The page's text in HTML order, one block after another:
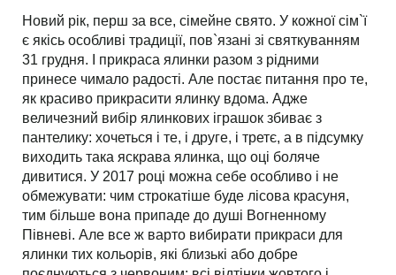
Новий рік, перш за все, сімейне свято. У кожної сім`ї
є якісь особливі традиції, пов`язані зі святкуванням
31 грудня. І прикраса ялинки разом з рідними
принесе чимало радості. Але постає питання про те,
як красиво прикрасити ялинку вдома. Адже
величезний вибір ялинкових іграшок збиває з
пантелику: хочеться і те, і друге, і третє, а в підсумку
виходить така яскрава ялинка, що оці боляче
дивитися. У 2017 році можна себе особливо і не
обмежувати: чим строкатіше буде лісова красуня,
тим більше вона припаде до душі Вогненному
Півневі. Але все ж варто вибирати прикраси для
ялинки тих кольорів, які близькі або добре